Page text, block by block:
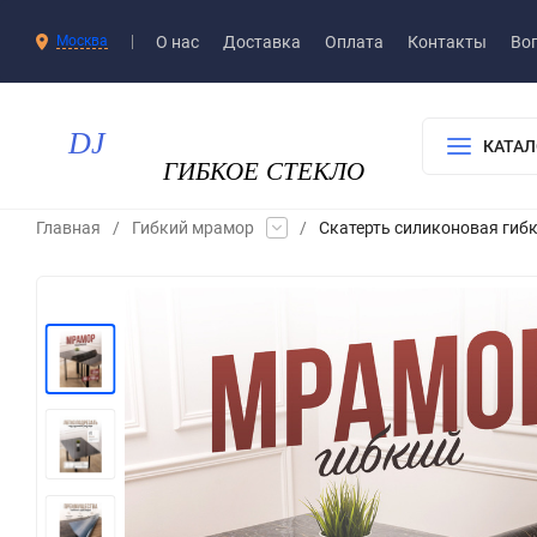
Москва О нас Доставка​ Оплата Контакты
Главная / Гибкий мрамор / Скатерть силиконовая